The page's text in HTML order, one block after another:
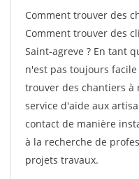
Comment trouver des
Comment trouver des
Saint-agreve ? En tant
n'est pas toujours
trouver des chantiers
service d'aide aux
contact de manière
à la recherche de
projets travaux.